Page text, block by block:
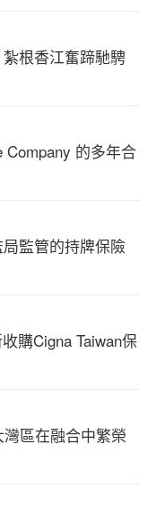
根香江奮蹄馳騁
Company 的多年合
監管的持牌保險
購Cigna Taiwan保
區在融合中繁榮